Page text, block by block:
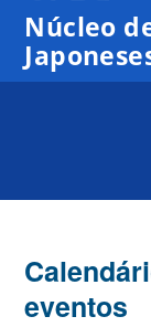
Núcleo
eventos